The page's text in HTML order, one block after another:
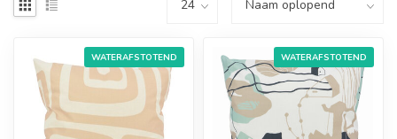
WATERAFSTOTEND WATERAFSTOTEND